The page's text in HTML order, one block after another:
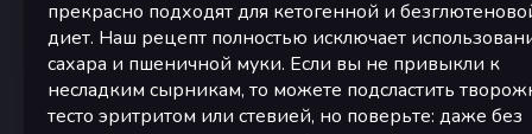
прекрасно подходят для кетогенной и
диет. Наш рецепт полностью исключает
сахара и пшеничной муки. Если вы не привыкли к
несладким сырникам, то можете подсластить
тесто эритритом или стевией, но поверьте: даже без